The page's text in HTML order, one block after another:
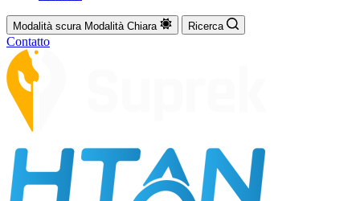
Modalità scura Modalità Chiara Ricerca
Contatto